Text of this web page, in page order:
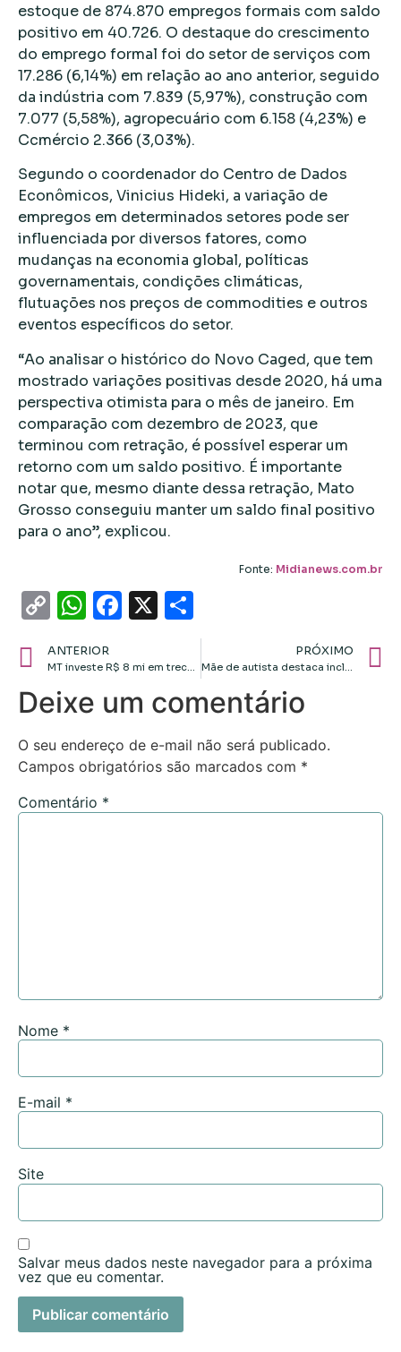
estoque de 874.870 empregos formais com saldo
positivo em 40.726. O destaque do crescimento
do emprego formal foi do setor de serviços com
17.286 (6,14%) em relação ao ano anterior, seguido
da indústria com 7.839 (5,97%), construção com
7.077 (5,58%), agropecuário com 6.158 (4,23%) e
Ccmércio 2.366 (3,03%).
Segundo o coordenador do Centro de Dados
Econômicos, Vinicius Hideki, a variação de
empregos em determinados setores pode ser
influenciada por diversos fatores, como
mudanças na economia global, políticas
governamentais, condições climáticas,
flutuações nos preços de commodities e outros
eventos específicos do setor.
“Ao analisar o histórico do Novo Caged, que tem
mostrado variações positivas desde 2020, há uma
perspectiva otimista para o mês de janeiro. Em
comparação com dezembro de 2023, que
terminou com retração, é possível esperar um
retorno com um saldo positivo. É importante
notar que, mesmo diante dessa retração, Mato
Grosso conseguiu manter um saldo final positivo
para o ano”, explicou.
Fonte: Midianews.com.br
CopyWhatsApp
Facebook
X
ANTERIOR
MT investe R$ 8 mi em trecho de rodovia com projeto para Chapada
PRÓXIMO
Mãe de autista destaca inclusão em escola pública de MT
Deixe um comentário
O seu endereço de e-mail não será publicado.
Campos obrigatórios são marcados com *
Comentário *
Nome *
E-mail *
Site
Salvar meus dados neste navegador para a próxima
vez que eu comentar.